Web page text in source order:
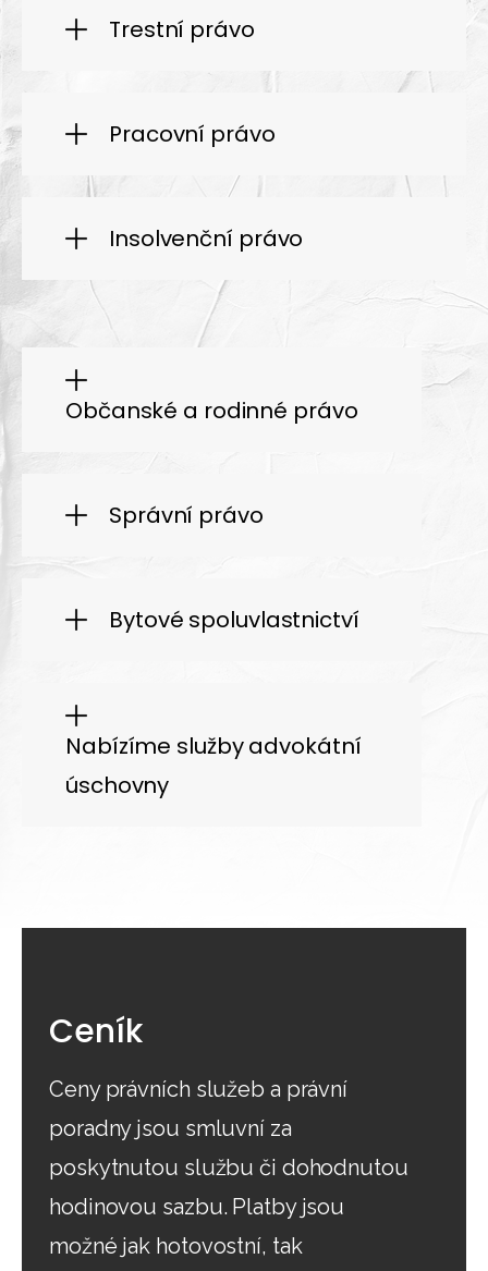
Trestní právo
Pracovní právo
Insolvenční právo
Občanské a rodinné právo
Správní právo
Bytové spoluvlastnictví
Nabízíme služby advokátní
úschovny
Ceník
Ceny právních služeb a právní
poradny jsou smluvní za
poskytnutou službu či dohodnutou
hodinovou sazbu. Platby jsou
možné jak hotovostní, tak